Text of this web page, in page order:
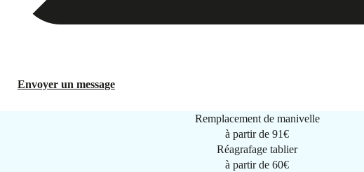
Envoyer un message
Remplacement de manivelle
à partir de91€
Réagrafage tablier
à partir de60€